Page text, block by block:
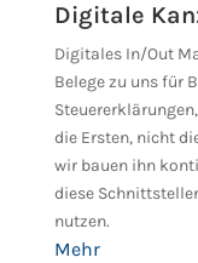
Digitale
Digitales In/Out
Belege zu uns für
die Ersten, nicht
wir bauen ihn
diese
nutzen.
Mehr